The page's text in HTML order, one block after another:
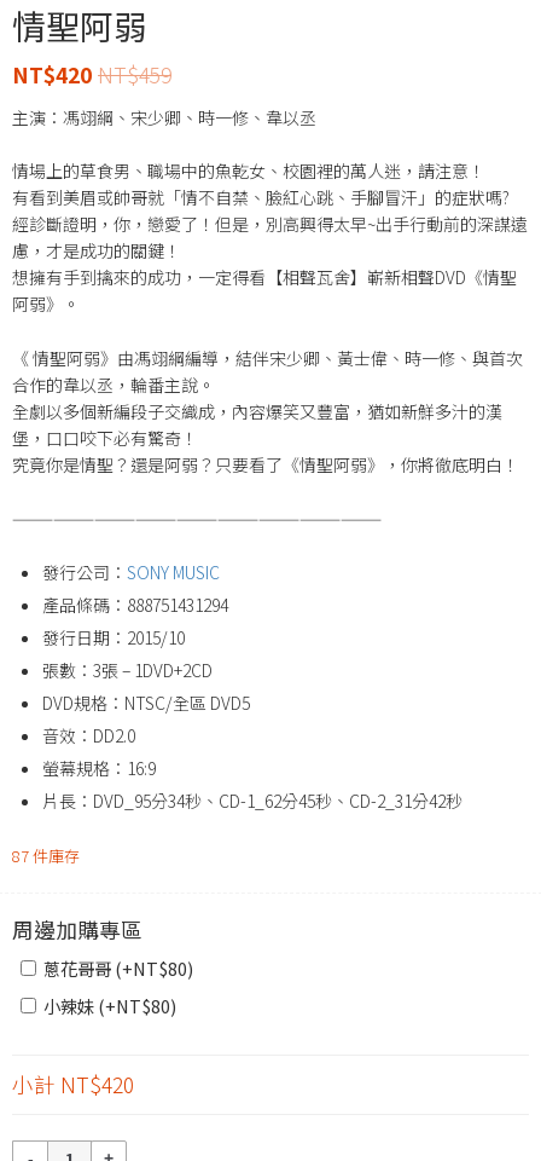
情聖阿弱
NT$459
NT$420
主演：馮翊綱、宋少卿、時一修、韋以丞
情場上的草食男、職場中的魚乾女、校園裡的萬人迷，請注意！
有看到美眉或帥哥就「情不自禁、臉紅心跳、手腳冒汗」的症狀嗎?
經診斷證明，你，戀愛了！但是，別高興得太早~出手行動前的深謀遠
慮，才是成功的關鍵！
想擁有手到擒來的成功，一定得看【相聲瓦舍】嶄新相聲DVD《情聖
阿弱》。
《 情聖阿弱》由馮翊綱編導，結伴宋少卿、黃士偉、時一修、與首次
合作的韋以丞，輪番主說。
全劇以多個新編段子交織成，內容爆笑又豐富，猶如新鮮多汁的漢
堡，口口咬下必有驚奇！
究竟你是情聖？還是阿弱？只要看了《情聖阿弱》，你將徹底明白！
———————————————————————————
發行公司： SONY MUSIC
產品條碼：888751431294
發行日期：2015/10
張數：3張 – 1DVD+2CD
DVD規格：NTSC/全區 DVD5
音效：DD2.0
螢幕規格：16:9
片長：DVD_95分34秒、CD-1_62分45秒、CD-2_31分42秒
87 件庫存
周邊加購專區
蔥花哥哥 (+NT$80)
小辣妹 (+NT$80)
小計 NT$420